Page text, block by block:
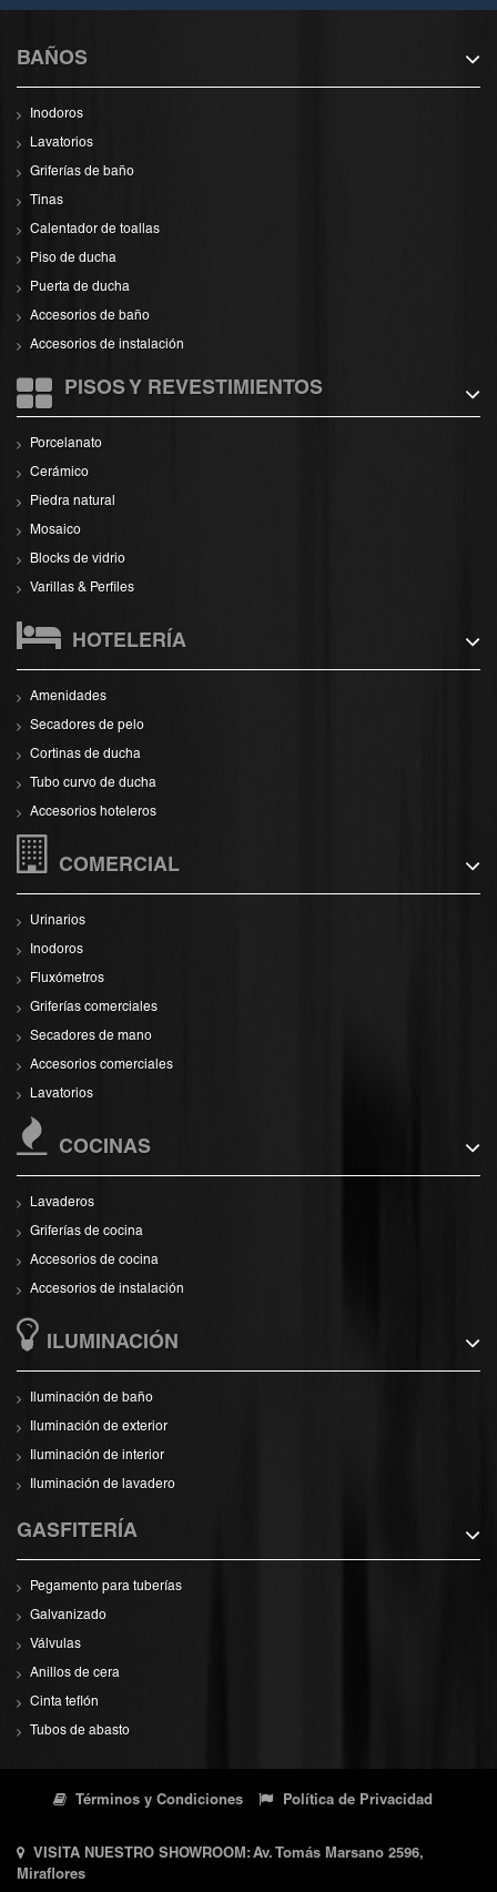
BAÑOS
Inodoros
Lavatorios
Griferías de baño
Tinas
Calentador de toallas
Piso de ducha
Puerta de ducha
Accesorios de baño
Accesorios de instalación
PISOS Y REVESTIMIENTOS
Porcelanato
Cerámico
Piedra natural
Mosaico
Blocks de vidrio
Varillas & Perfiles
HOTELERÍA
Amenidades
Secadores de pelo
Cortinas de ducha
Tubo curvo de ducha
Accesorios hoteleros
COMERCIAL
Urinarios
Inodoros
Fluxómetros
Griferías comerciales
Secadores de mano
Accesorios comerciales
Lavatorios
COCINAS
Lavaderos
Griferías de cocina
Accesorios de cocina
Accesorios de instalación
ILUMINACIÓN
Iluminación de baño
Iluminación de exterior
Iluminación de interior
Iluminación de lavadero
GASFITERÍA
Pegamento para tuberías
Galvanizado
Válvulas
Anillos de cera
Cinta teflón
Tubos de abasto
Términos y Condiciones Política de Privacidad
VISITA NUESTRO SHOWROOM: Av. Tomás Marsano 2596,
Miraflores